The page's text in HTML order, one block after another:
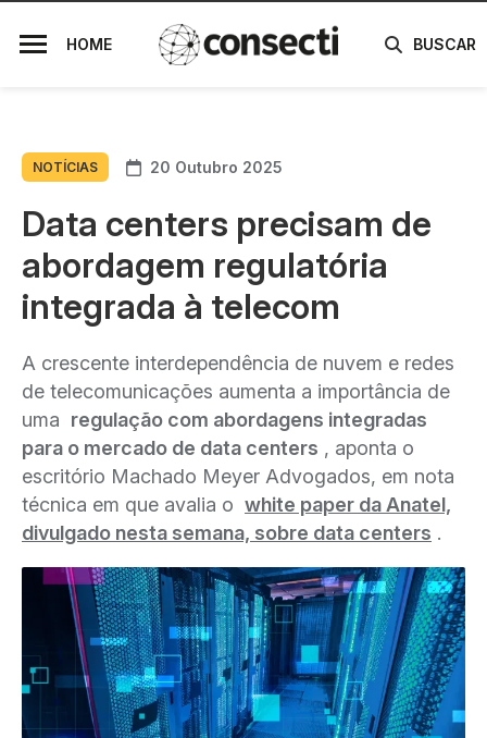
HOME BUSCAR
NOTÍCIAS 20 Outubro 2025
Data centers precisam de
abordagem regulatória
integrada à telecom
A crescente interdependência de nuvem e redes
de telecomunicações aumenta a importância de
uma regulação com abordagens integradas
para o mercado de data centers , aponta o
escritório Machado Meyer Advogados, em nota
técnica em que avalia o white paper da Anatel,
divulgado nesta semana, sobre data centers .